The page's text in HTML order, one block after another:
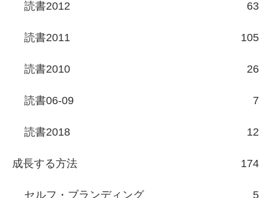
読書2012 63
読書2011 105
読書2010 26
読書06-09 7
読書2018 12
成長する方法 174
セルフ・ブランディング 5